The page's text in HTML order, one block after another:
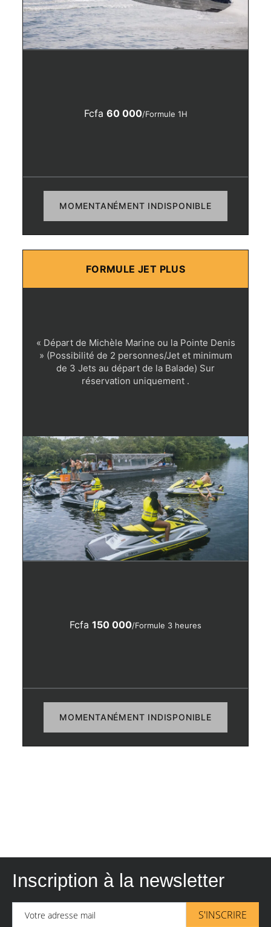
Fcfa 60 000/Formule 1H
MOMENTANÉMENT INDISPONIBLE
FORMULE JET PLUS
« Départ de Michèle Marine ou la Pointe Denis
» (Possibilité de 2 personnes/Jet et minimum
de 3 Jets au départ de la Balade) Sur
réservation uniquement .
Fcfa 150 000/Formule 3 heures
MOMENTANÉMENT INDISPONIBLE
Inscription à la newsletter
S'INSCRIRE